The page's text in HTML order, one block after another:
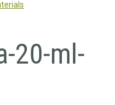
20-ml-